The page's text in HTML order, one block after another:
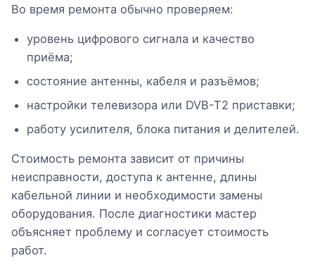
Во время ремонта обычно проверяем:
уровень цифрового сигнала и качество
приёма;
состояние антенны, кабеля и разъёмов;
настройки телевизора или DVB-T2 приставки;
работу усилителя, блока питания и делителей.
Стоимость ремонта зависит от причины
неисправности, доступа к антенне, длины
кабельной линии и необходимости замены
оборудования. После диагностики мастер
объясняет проблему и согласует стоимость
работ.